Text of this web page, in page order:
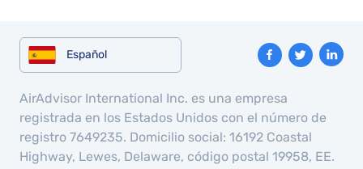
Español
AirAdvisor International Inc. es una empresa
registrada en los Estados Unidos con el número de
registro 7649235. Domicilio social: 16192 Coastal
Highway, Lewes, Delaware, código postal 19958, EE.